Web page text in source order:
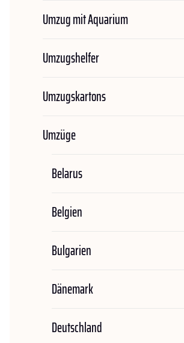
Umzug mit Aquarium
Umzugshelfer
Umzugskartons
Umzüge
Belarus
Belgien
Bulgarien
Dänemark
Deutschland